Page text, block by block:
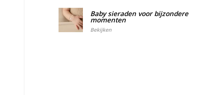
Baby sieraden voor bijzondere
momenten
Bekijken